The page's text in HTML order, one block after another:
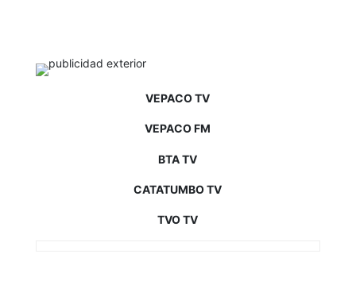
VEPACO TV
VEPACO FM
BTA TV
CATATUMBO TV
TVO TV